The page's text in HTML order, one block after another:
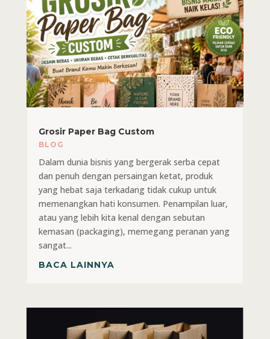
Grosir Paper Bag Custom
BLOG
Dalam dunia bisnis yang bergerak serba cepat
dan penuh dengan persaingan ketat, produk
yang hebat saja terkadang tidak cukup untuk
memenangkan hati konsumen. Penampilan luar,
atau yang lebih kita kenal dengan sebutan
kemasan (packaging), memegang peranan yang
sangat...
BACA LAINNYA